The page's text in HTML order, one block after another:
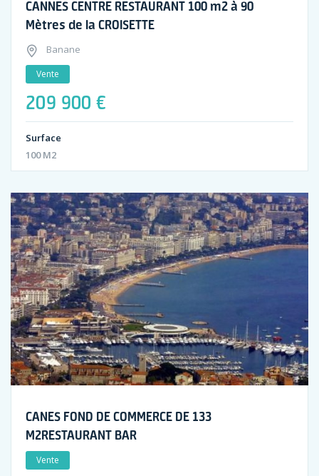
CANNES CENTRE RESTAURANT 100 m2 à 90
Mètres de la CROISETTE
Banane
Vente
209 900 €
Surface
100 M2
CANES FOND DE COMMERCE DE 133
M2RESTAURANT BAR
Vente